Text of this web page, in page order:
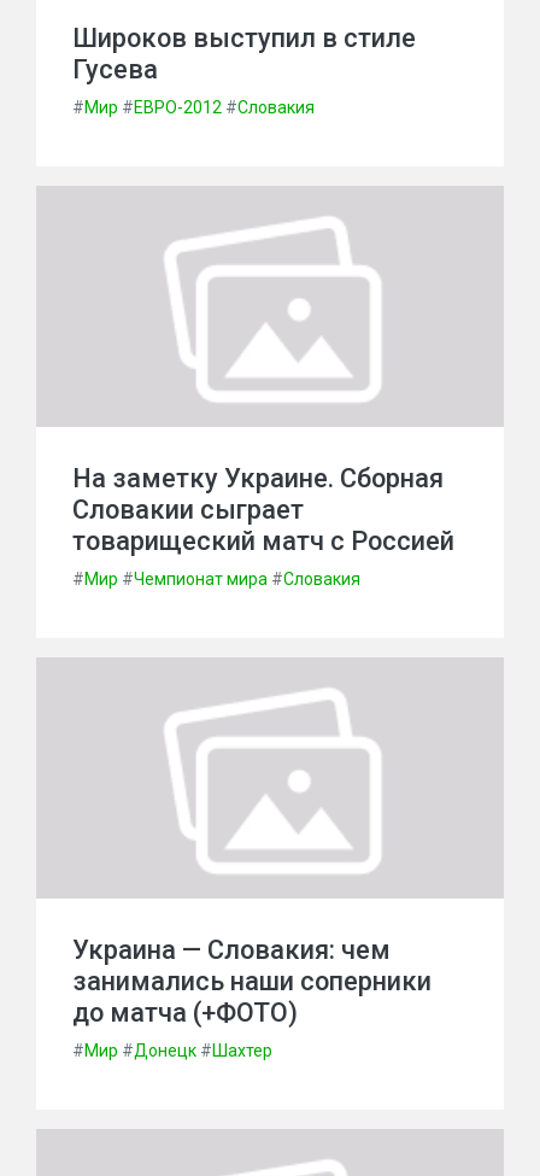
Широков выступил в стиле
Гусева
#Мир #ЕВРО-2012 #Словакия
На заметку Украине. Сборная
Словакии сыграет
товарищеский матч с Россией
#Мир #Чемпионат мира #Словакия
Украина — Словакия: чем
занимались наши соперники
до матча (+ФОТО)
#Мир #Донецк #Шахтер